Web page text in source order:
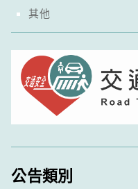
其他
公告類別